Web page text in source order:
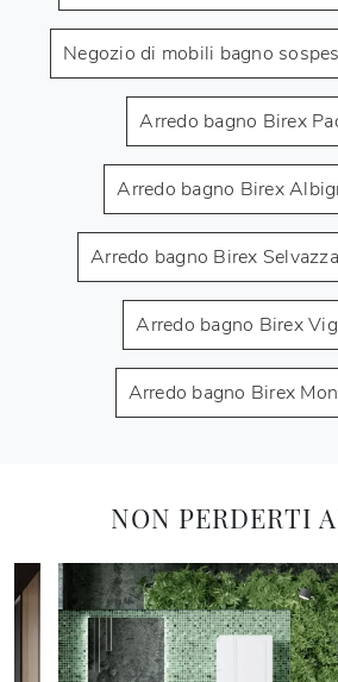
Negozio di mobili bagno
Arredo bagno Birex
Arredo bagno Birex
Arredo bagno Birex
Arredo bagno Birex
Arredo bagno Birex
NON PERDERTI